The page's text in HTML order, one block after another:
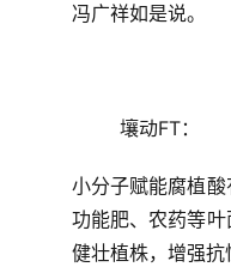
冯广祥如是说。
壤动FT：
小分子赋能腐植
功能肥、农药等
健壮植株，增强抗